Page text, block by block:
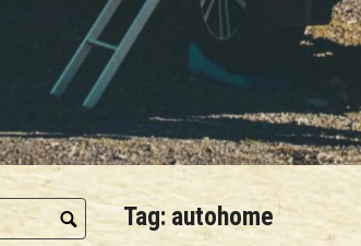
Tag: autohome